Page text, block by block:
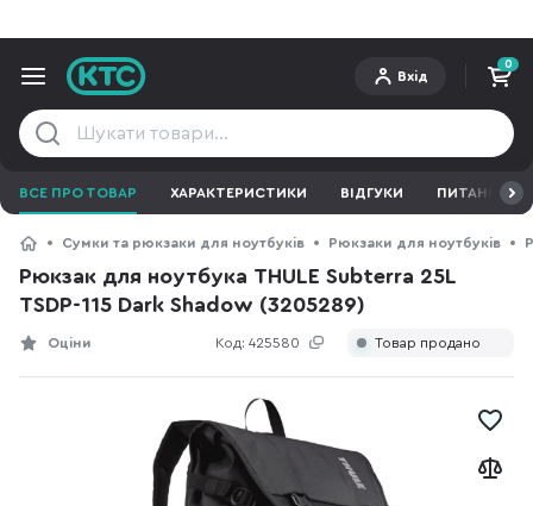
Вхід
0
ВСЕ ПРО ТОВАР ХАРАКТЕРИСТИКИ ВІДГУКИ ПИТАННЯ ТА
Сумки та рюкзаки для ноутбуків Рюкзаки для ноутбуків
Рюкзак для ноутбука THULE Subterra 25L
TSDP-115 Dark Shadow (3205289)
Код: 425580
Оціни Товар продано